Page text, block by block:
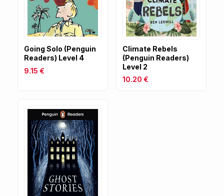
Going Solo (Penguin
Readers) Level 4
9.15 €
Climate Rebels
(Penguin Readers)
Level 2
10.20 €